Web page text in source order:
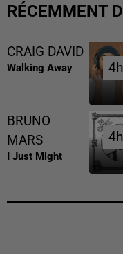
RÉCEMMENT
CRAIG DAVID
Walking Away
BRUNO
MARS
I Just Might